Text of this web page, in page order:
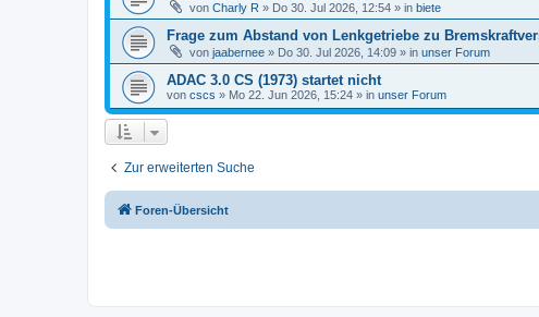
von Charly R » Do 30. Jul 2026, 12:54 » in biete
Frage zum Abstand von Lenkgetriebe zu
von jaabernee » Do 30. Jul 2026, 14:09 » in unser Forum
ADAC 3.0 CS (1973) startet nicht
von cscs » Mo 22. Jun 2026, 15:24 » in unser Forum
Zur erweiterten Suche
Foren-Übersicht